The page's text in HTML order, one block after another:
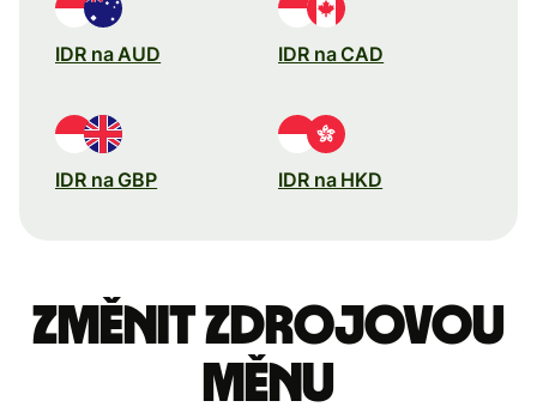
IDR na AUD IDR na CAD
IDR na GBP IDR na HKD
Změnit zdrojovou
měnu